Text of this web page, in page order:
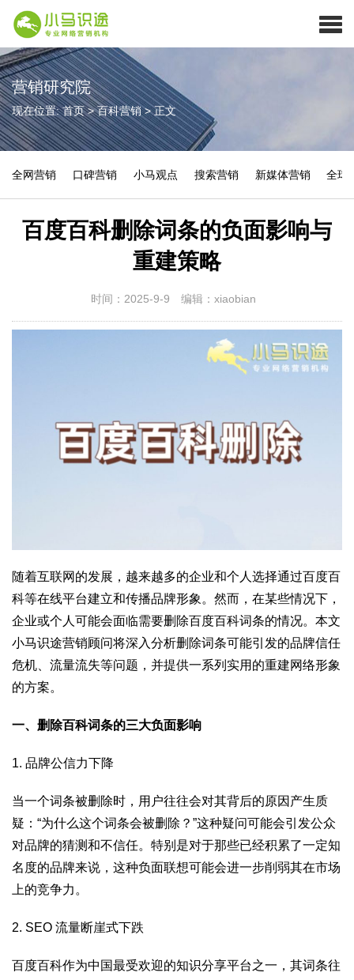
营销研究院
现在位置:首页>百科营销>正文
全网营销 口碑营销 小马观点 搜索营销 新媒体营销 全球
百度百科删除词条的负面影响与
重建策略
时间：2025-9-9 编辑：xiaobian
随着互联网的发展，越来越多的企业和个人选择通过百度百
科等在线平台建立和传播品牌形象。然而，在某些情况下，
企业或个人可能会面临需要删除百度百科词条的情况。本文
小马识途营销顾问将深入分析删除词条可能引发的品牌信任
危机、流量流失等问题，并提供一系列实用的重建网络形象
的方案。
一、删除百科词条的三大负面影响
1. 品牌公信力下降
当一个词条被删除时，用户往往会对其背后的原因产生质
疑：“为什么这个词条会被删除？”这种疑问可能会引发公众
对品牌的猜测和不信任。特别是对于那些已经积累了一定知
名度的品牌来说，这种负面联想可能会进一步削弱其在市场
上的竞争力。
2. SEO 流量断崖式下跌
百度百科作为中国最受欢迎的知识分享平台之一，其词条往